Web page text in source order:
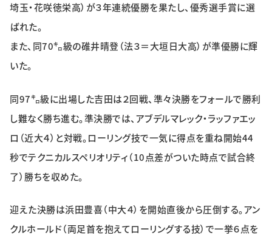
埼玉・花咲徳栄高）が３年連続優勝を果たし、優秀選手賞に選
ばれた。
また、同70㌔級の碓井晴登（法３＝大垣日大高）が準優勝に輝
いた。
同97㌔級に出場した吉田は２回戦、準々決勝をフォールで勝利
し難なく勝ち進む。準決勝では、アブデルマレック・ラッファエッ
ロ（近大４）と対戦。ローリング技で一気に得点を重ね開始44
秒でテクニカルスペリオリティ（10点差がついた時点で試合終
了）勝ちを収めた。
迎えた決勝は浜田豊喜（中大４）を開始直後から圧倒する。アン
クルホールド（両足首を抱えてローリングする技）で一挙６点を